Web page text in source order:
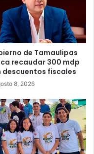
de Tamaulipas
recaudar 300 mdp
descuentos fiscales
8, 2026